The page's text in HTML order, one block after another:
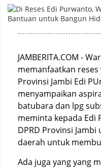
JAMBERITA.COM -
memanfaatkan reses
Provinsi Jambi Edi
menyampaikan
batubara dan lpg
meminta kepada Edi
DPRD Provinsi
daerah untuk
Ada juga yang yang